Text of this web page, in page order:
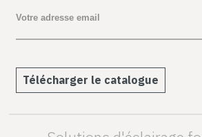
Télécharger le catalogue